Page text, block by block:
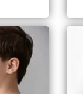
o
a